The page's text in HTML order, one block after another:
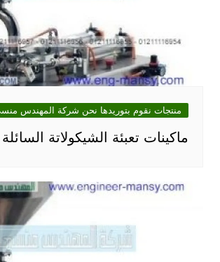
منتجات نقوم بتوريدها نحن شركة المهندس
ماكينات تعبئة الشيكولاتة السائلة